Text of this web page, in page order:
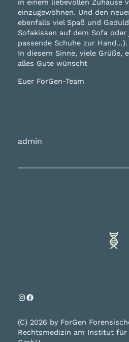
in einem liebevollen Zuhause
einzugewöhnen. Und den
ebenfalls viel Spaß und
Sofakissen auf dem Sofa
passende Schuhe zur Hand…).
In diesem Sinne, viele Grüße,
alles Gute wünscht
Euer ForGen-Team
admin
Instagram
Facebook
(C) 2026 by ForGen
Rechtsmedizin am Institut für